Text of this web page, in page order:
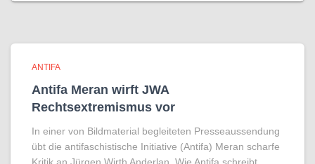
ANTIFA
Antifa Meran wirft JWA
Rechtsextremismus vor
In einer von Bildmaterial begleiteten Presseaussendung
übt die antifaschistische Initiative (Antifa) Meran scharfe